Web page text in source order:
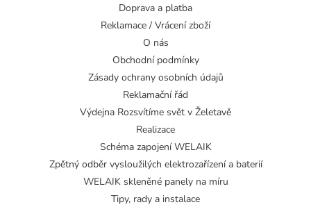
Doprava a platba
Reklamace / Vrácení zboží
O nás
Obchodní podmínky
Zásady ochrany osobních údajů
Reklamační řád
Výdejna Rozsvítíme svět v Želetavě
Realizace
Schéma zapojení WELAIK
Zpětný odběr vysloužilých elektrozařízení a baterií
WELAIK skleněné panely na míru
Tipy, rady a instalace